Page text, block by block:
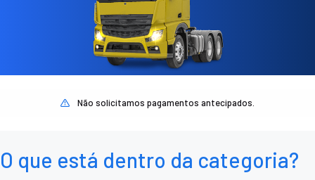
Não solicitamos pagamentos antecipados.
O que está dentro da categoria?